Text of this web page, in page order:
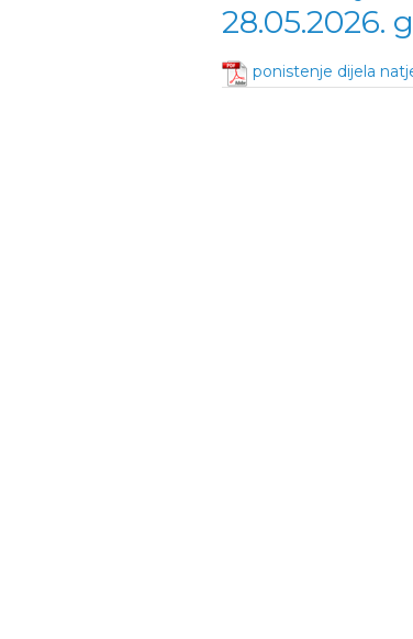
28.05.2026.
ponistenje dijela